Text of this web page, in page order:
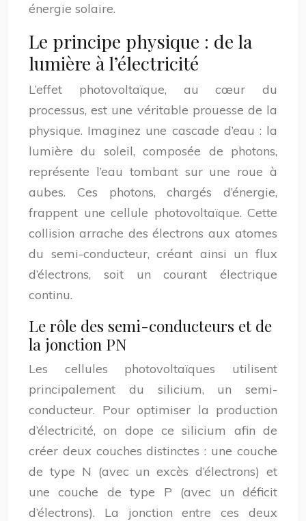
énergie solaire.
Le principe physique : de la
lumière à l’électricité
L’effet photovoltaïque, au cœur du
processus, est une véritable prouesse de la
physique. Imaginez une cascade d’eau : la
lumière du soleil, composée de photons,
représente l’eau tombant sur une roue à
aubes. Ces photons, chargés d’énergie,
frappent une cellule photovoltaïque. Cette
collision arrache des électrons aux atomes
du semi-conducteur, créant ainsi un flux
d’électrons, soit un courant électrique
continu.
Le rôle des semi-conducteurs et de
la jonction PN
Les cellules photovoltaïques utilisent
principalement du silicium, un semi-
conducteur. Pour optimiser la production
d’électricité, on dope ce silicium afin de
créer deux couches distinctes : une couche
de type N (avec un excès d’électrons) et
une couche de type P (avec un déficit
d’électrons). La jonction entre ces deux